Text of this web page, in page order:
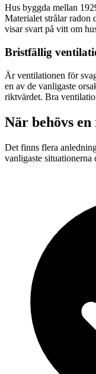
Hus byggda mellan
Materialet strålar radon
visar svart på vitt om
Bristfällig
Är ventilationen för
en av de vanligaste
riktvärdet. Bra
När behövs
Det finns flera
vanligaste situationerna